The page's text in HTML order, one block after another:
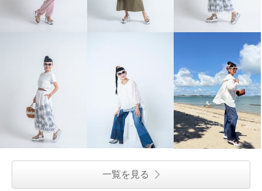
一覧を見る